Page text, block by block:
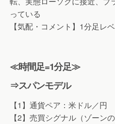
っている
【気配・コメント】1分足レ
≪時間足=1分足≫
⇒スパンモデル
【1】通貨ペア：米ドル／円
【2】売買シグナル（ゾーン